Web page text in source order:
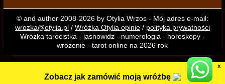
© and author 2008-2026 by Otylia Wrzos - Mój adres e-mail:
wrozka@otylia.pl/ Wróżka Otylia opinie/ polityka prywatności
Wróżka tarocistka - jasnowidz - numerologia - horoskopy -
wróżenie - tarot online na 2026 rok
X
Zobacz jak zamówić moją wróżbę